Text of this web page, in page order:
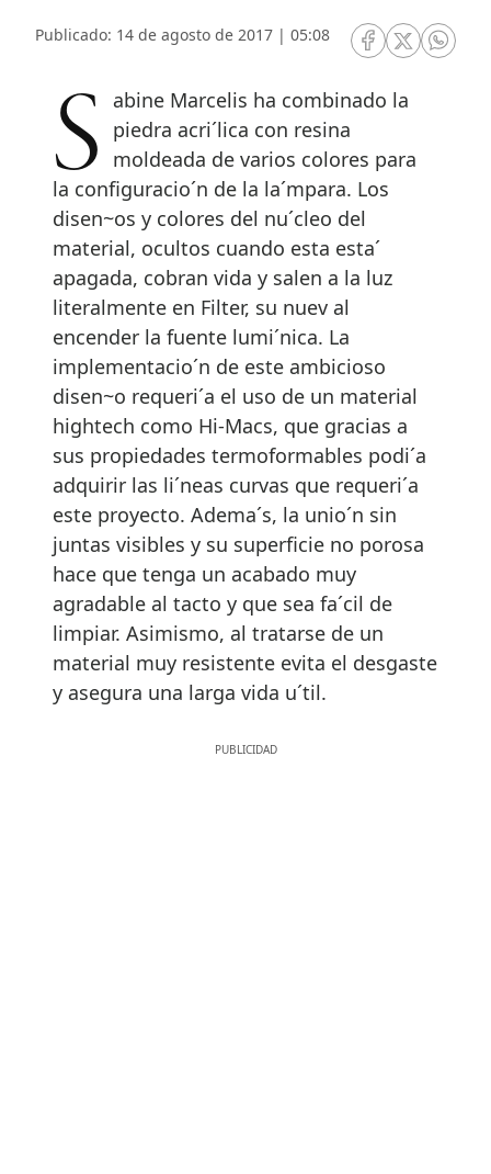
Publicado: 14 de agosto de 2017 | 05:08
RRSS Facebook
RRSSRRSS
Sabine Marcelis ha combinado la
piedra acri´lica con resina
moldeada de varios colores para
la configuracio´n de la la´mpara. Los
disen~os y colores del nu´cleo del
material, ocultos cuando esta esta´
apagada, cobran vida y salen a la luz
literalmente en Filter, su nuev al
encender la fuente lumi´nica. La
implementacio´n de este ambicioso
disen~o requeri´a el uso de un material
hightech como Hi-Macs, que gracias a
sus propiedades termoformables podi´a
adquirir las li´neas curvas que requeri´a
este proyecto. Adema´s, la unio´n sin
juntas visibles y su superficie no porosa
hace que tenga un acabado muy
agradable al tacto y que sea fa´cil de
limpiar. Asimismo, al tratarse de un
material muy resistente evita el desgaste
y asegura una larga vida u´til.